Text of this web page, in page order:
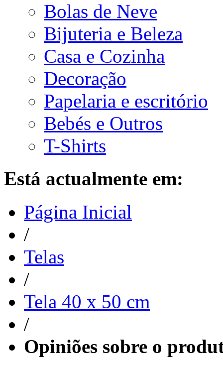
Bolas de Neve
Bijuteria e Beleza
Casa e Cozinha
Decoração
Papelaria e escritório
Bebés e Outros
T-Shirts
Está actualmente em:
Página Inicial
/
Telas
/
Tela 40 x 50 cm
/
Opiniões sobre o